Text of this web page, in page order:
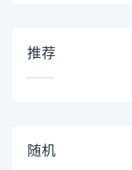
推荐
随机